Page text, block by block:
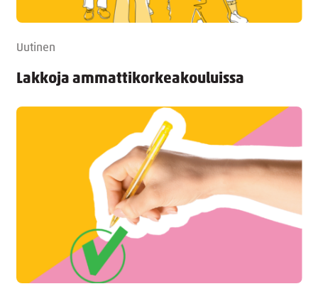
Uutinen
Lakkoja ammattikorkeakouluissa